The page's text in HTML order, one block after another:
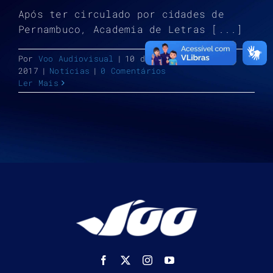
Após ter circulado por cidades de
Pernambuco, Academia de Letras [...]
Por Voo Audiovisual | 10 de outubro de
2017 | Notícias | 0 Comentários
Ler Mais